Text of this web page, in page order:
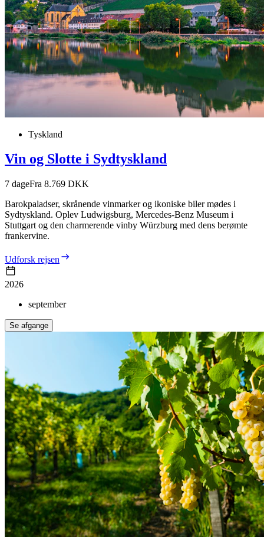
Tyskland
Vin og Slotte i Sydtyskland
7 dageFra 8.769 DKK
Barokpaladser, skrånende vinmarker og ikoniske biler mødes i
Sydtyskland. Oplev Ludwigsburg, Mercedes-Benz Museum i
Stuttgart og den charmerende vinby Würzburg med dens berømte
frankervine.
Udforsk rejsen
2026
september
Se afgange